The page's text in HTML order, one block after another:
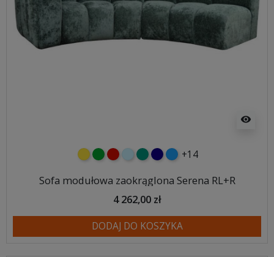
visibility
żółtyzielonyczerwony
błękitnyturkusowy
granatowy
niebieski
+14
Sofa modułowa zaokrąglona Serena RL+R
4 262,00 zł
DODAJ DO KOSZYKA